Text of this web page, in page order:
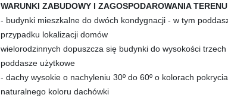
WARUNKI ZABUDOWY I ZAGOSPODAROWANIA
- budynki mieszkalne do dwóch kondygnacji - w tym
przypadku lokalizacji domów
wielorodzinnych dopuszcza się budynki do wysokości
poddasze użytkowe
- dachy wysokie o nachyleniu 30º do 60º o kolorach
naturalnego koloru dachówki